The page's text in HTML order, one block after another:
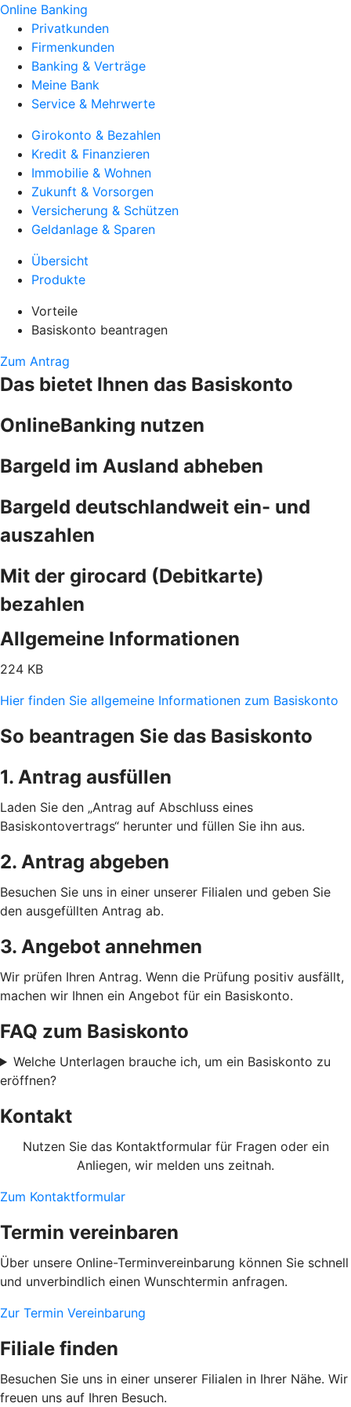
Online Banking
Privatkunden
Firmenkunden
Banking & Verträge
Meine Bank
Service & Mehrwerte
Girokonto & Bezahlen
Kredit & Finanzieren
Immobilie & Wohnen
Zukunft & Vorsorgen
Versicherung & Schützen
Geldanlage & Sparen
Übersicht
Produkte
Vorteile
Basiskonto beantragen
Zum Antrag
Das bietet Ihnen das Basiskonto
OnlineBanking nutzen
Bargeld im Ausland abheben
Bargeld deutschlandweit ein- und
auszahlen
Mit der girocard (Debitkarte)
bezahlen
Allgemeine Informationen
224 KB
Hier finden Sie allgemeine Informationen zum Basiskonto
So beantragen Sie das Basiskonto
1. Antrag ausfüllen
Laden Sie den „Antrag auf Abschluss eines
Basiskontovertrags“ herunter und füllen Sie ihn aus.
2. Antrag abgeben
Besuchen Sie uns in einer unserer Filialen und geben Sie
den ausgefüllten Antrag ab.
3. Angebot annehmen
Wir prüfen Ihren Antrag. Wenn die Prüfung positiv ausfällt,
machen wir Ihnen ein Angebot für ein Basiskonto.
FAQ zum Basiskonto
Welche Unterlagen brauche ich, um ein Basiskonto zu
eröffnen?
Kontakt
Nutzen Sie das Kontaktformular für Fragen oder ein
Anliegen, wir melden uns zeitnah.
Zum Kontaktformular
Termin vereinbaren
Über unsere Online-Terminvereinbarung können Sie schnell
und unverbindlich einen Wunschtermin anfragen.
Zur Termin Vereinbarung
Filiale finden
Besuchen Sie uns in einer unserer Filialen in Ihrer Nähe. Wir
freuen uns auf Ihren Besuch.